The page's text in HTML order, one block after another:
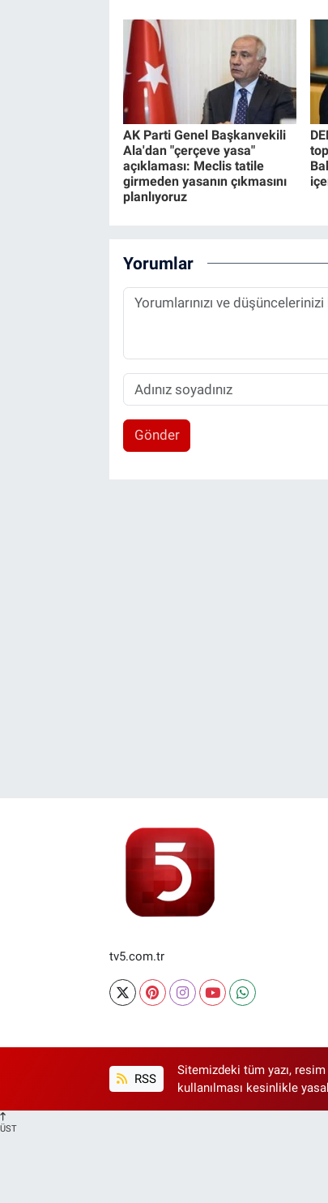
AK Parti Genel Başkanvekili
Ala'dan "çerçeve yasa"
açıklaması: Meclis tatile
girmeden yasanın çıkmasını
planlıyoruz
Yorumlar
Gönder
tv5.com.tr
RSS
Sitemizdeki tüm yazı,
kullanılması kesinlikle
ÜST